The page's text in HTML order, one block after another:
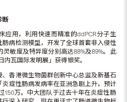
断
应用，利用快速而精准的ddPCR分子生
病检测模型，开发了全球首套非入侵性
敏度及特异度分别高达88%及89%。此
瓦国际发明展」获得银奖。
香港微生物菌群创新中心总监及新基石
炎症性肠病发病率在亚洲急剧上升，预计
150万。中大团队于过去十年在炎症性肠